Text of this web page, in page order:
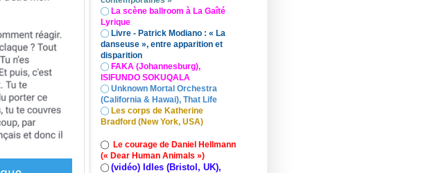
◯ La scène ballroom à La Gaîté
Lyrique
◯ Livre - Patrick Modiano : « La
danseuse », entre apparition et
disparition
◯ FAKA (Johannesburg),
ISIFUNDO SOKUQALA
◯ Unknown Mortal Orchestra
(California & Hawai), That Life
◯ Les corps de Katherine
Bradford (New York, USA)
◯ Le courage de Daniel Hellmann
(« Dear Human Animals »)
◯ (vidéo) Idles (Bristol, UK),